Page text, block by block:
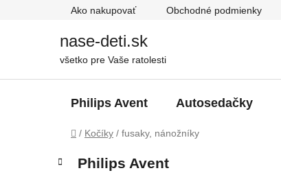
Ako nakupovať Obchodné podmienky
nase-deti.sk
všetko pre Vaše ratolesti
Philips Avent Autosedačky
Domov
/ Kočíky / fusaky, nánožníky
B
kategórie
a
Philips Avent